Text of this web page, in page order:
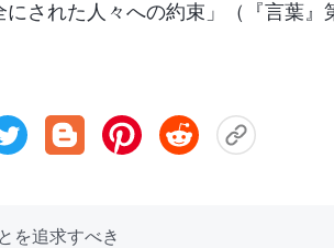
にされた人々への約束」（『言葉』
を追求すべき